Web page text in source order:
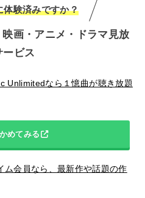
体験済みですか？
画・アニメ・ドラマ見放
ービス
Unlimitedなら１憶曲が聴き放題
めてみる
ム会員なら、最新作や話題の作